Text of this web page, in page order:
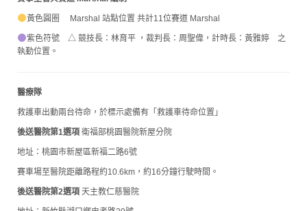
黃色圓圈 Marshal 站點位置 共計11位賽道 Marshal
紫色符號 △ 競技長：林育平 ，裁判長：周聖偉，計時長：黃雅婷 之
執勤位置。
醫療隊
救護車出動兩台待命，於標示處備有「救護車待命位置」
後送醫院第1選項 衛福部桃園醫院新屋分院
地址：桃園市新屋區新福二路6號
賽車場至醫院距離路程約10.6km，約16分鐘行駛時間。
後送醫院第2選項 天主教仁慈醫院